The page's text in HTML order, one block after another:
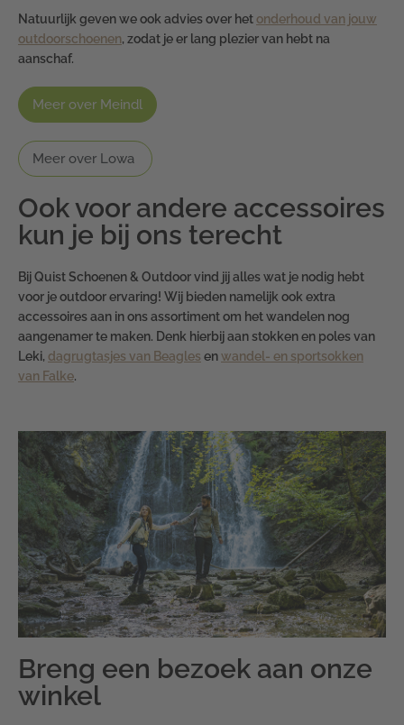
Natuurlijk geven we ook advies over het onderhoud van jouw
outdoorschoenen, zodat je er lang plezier van hebt na
aanschaf.
Meer over Meindl
Meer over Lowa
Ook voor andere accessoires
kun je bij ons terecht
Bij Quist Schoenen & Outdoor vind jij alles wat je nodig hebt
voor je outdoor ervaring! Wij bieden namelijk ook extra
accessoires aan in ons assortiment om het wandelen nog
aangenamer te maken. Denk hierbij aan stokken en poles van
Leki, dagrugtasjes van Beagles enwandel- en sportsokken
van Falke.
Breng een bezoek aan onze
winkel